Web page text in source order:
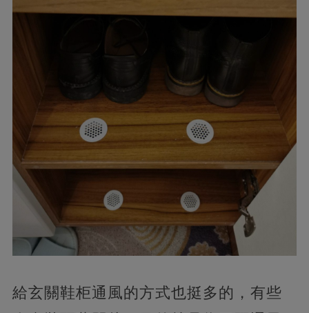
給玄關鞋柜通風的方式也挺多的，有些